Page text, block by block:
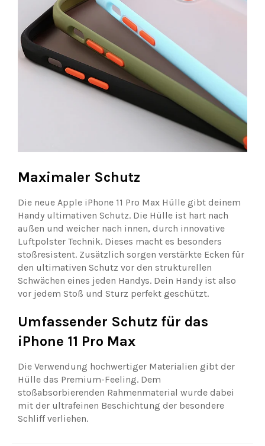
Maximaler Schutz
Die neue Apple iPhone 11 Pro Max Hülle gibt deinem
Handy ultimativen Schutz. Die Hülle ist hart nach
außen und weicher nach innen, durch innovative
Luftpolster Technik. Dieses macht es besonders
stoßresistent. Zusätzlich sorgen verstärkte Ecken für
den ultimativen Schutz vor den strukturellen
Schwächen eines jeden Handys. Dein Handy ist also
vor jedem Stoß und Sturz perfekt geschützt.
Umfassender Schutz für das
iPhone 11 Pro Max
Die Verwendung hochwertiger Materialien gibt der
Hülle das Premium-Feeling. Dem
stoßabsorbierenden Rahmenmaterial wurde dabei
mit der ultrafeinen Beschichtung der besondere
Schliff verliehen.